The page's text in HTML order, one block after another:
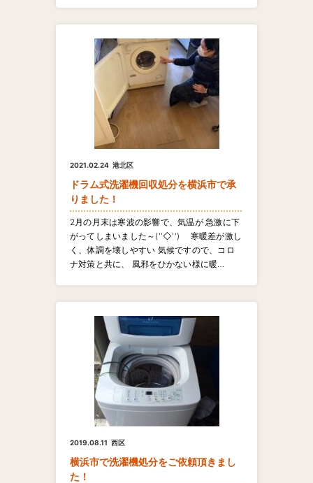
2021.02.24 港北区
ドラム式洗濯機回収処分を横浜市で承
りました！
2月の月末は寒波の影響で、気温が 急激に下
がってしまいました～(''◇'')ゞ 寒暖差が激し
く、体調を壊しやすい 気候ですので、コロ
ナ対策と共に、 風邪をひかない様に暖…
2019.08.11 西区
横浜市で洗濯機処分をご依頼頂きまし
た！